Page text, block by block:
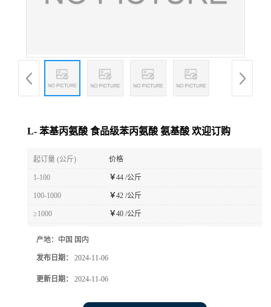
L- 苯基丙氨酸 食品级苯丙氨酸 氨基酸 欢迎订购
起订量 (公斤) 价格
1-100 ￥44 /公斤
100-1000 ￥42 /公斤
≥1000 ￥40 /公斤
产地： 中国 国内
发布日期： 2024-11-06
更新日期： 2024-11-06